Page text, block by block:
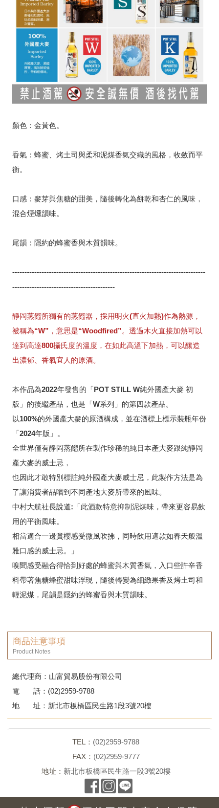
顏色：金黃色。
香氣：蜂蜜、烤土司與柔和泥煤香氣交織的風格，收斂而平
衡。
口感：麥芽與焦糖的甜美，隨後轉化為餅乾和杏仁的風味，
混合煙燻韻味。
尾韻：隱約的蜂蜜香與木質韻味。
-------------------------------------------------------------------------------
------------------------------------------
靜岡蒸餾所獨有的蒸餾器，採用明火(直火加熱)作為熱源，
被稱為“W”，意思是“Woodfired”。透過木火直接加熱可以
達到高達800攝氏度的溫度，在如此高溫下加熱，可以釀造
出濃郁、香氣宜人的原酒。
本作品為2022年發售的「POT STILL W純外國產大麥 初
版」的後繼產品，也是「W系列」的第四款產品。
以100%的外國產大麥的原酒構成，並在酒標上標示裝瓶年份
「2024年版」。
全世界僅有靜岡蒸餾所在製作珍稀的純日本產大麥跟純靜岡
產大麥的威士忌，
也因此才敢特別標註純外國產大麥威士忌，此製作方法是為
了讓消費者品嚐到不同產地大麥所帶來的風味。
中村大航社長說道:「此酒款特意抑制泥煤味，帶來更容易飲
用的平衡風味。
相當適合一邊賞櫻感受微風吹拂，同時飲用這款如春天般溫
雅口感的威士忌。」
嗅聞感受融合得恰到好處的蜂蜜與木質香氣，入口些許辛香
料帶著焦糖蜂蜜甜味浮現，隨後轉變為細緻果香及烤土司和
輕泥煤，尾韻是隱約的蜂蜜香與木質韻味。
商品注意事項
Product Notes
總代理商：山富貿易股份有限公司
電 話：(02)2959-9788
地 址：新北市板橋區民生路1段3號20樓
TEL： (02)2959-9788
FAX： (02)2959-9777
地址： 新北市板橋區民生路一段3號20樓